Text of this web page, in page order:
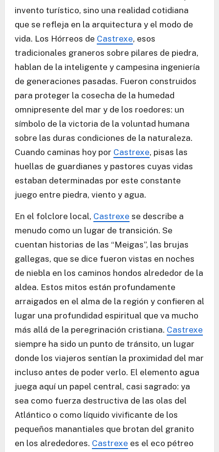
invento turístico, sino una realidad cotidiana
que se refleja en la arquitectura y el modo de
vida. Los Hórreos de Castrexe, esos
tradicionales graneros sobre pilares de piedra,
hablan de la inteligente y campesina ingeniería
de generaciones pasadas. Fueron construidos
para proteger la cosecha de la humedad
omnipresente del mar y de los roedores: un
símbolo de la victoria de la voluntad humana
sobre las duras condiciones de la naturaleza.
Cuando caminas hoy por Castrexe, pisas las
huellas de guardianes y pastores cuyas vidas
estaban determinadas por este constante
juego entre piedra, viento y agua.
En el folclore local, Castrexe se describe a
menudo como un lugar de transición. Se
cuentan historias de las “Meigas”, las brujas
gallegas, que se dice fueron vistas en noches
de niebla en los caminos hondos alrededor de la
aldea. Estos mitos están profundamente
arraigados en el alma de la región y confieren al
lugar una profundidad espiritual que va mucho
más allá de la peregrinación cristiana. Castrexe
siempre ha sido un punto de tránsito, un lugar
donde los viajeros sentían la proximidad del mar
incluso antes de poder verlo. El elemento agua
juega aquí un papel central, casi sagrado: ya
sea como fuerza destructiva de las olas del
Atlántico o como líquido vivificante de los
pequeños manantiales que brotan del granito
en los alrededores. Castrexe es el eco pétreo